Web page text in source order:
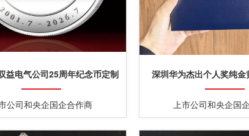
益电气公司25周年纪念币定制
公司和央企国企合作商
深圳华为杰出个人奖纯
上市公司和央企国